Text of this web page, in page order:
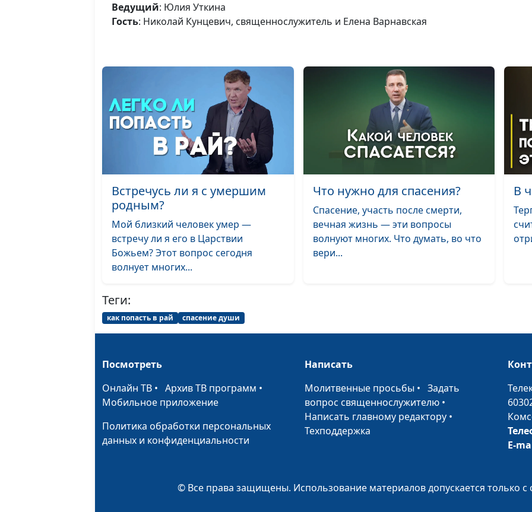
Кто такой
Нужен ли
Как ангелы
сильным мира
Что
притчи значат
нашего
Как человек
Ведущий: Юлия Уткина
Гость: Николай Кунцевич, священнослужитель и Елена Варнавская
Встречусь ли я с умершим
родным?
Мой близкий человек умер —
встречу ли я его в Царствии
Божьем? Этот вопрос сегодня
волнует многих...
Что нужно для спасения?
Спасение, участь после смерти,
вечная жизнь — эти вопросы
волнуют многих. Что думать, во что
вери...
В
Теги:
как попасть в рай спасение души
Посмотреть
Онлайн ТВ • Архив ТВ программ •
Мобильное приложение
Политика обработки персональных
данных и конфиденциальности
Написать
Молитвенные просьбы •Задать
вопрос священнослужителю •
Написать главному редактору •
Техподдержка
E-
© Все права защищены. Использование материалов допускается только с